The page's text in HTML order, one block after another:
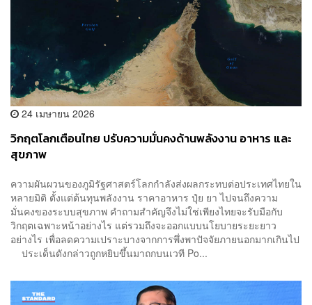
24 เมษายน 2026
วิกฤตโลกเตือนไทย ปรับความมั่นคงด้านพลังงาน อาหาร และ
สุขภาพ
ความผันผวนของภูมิรัฐศาสตร์โลกกำลังส่งผลกระทบต่อประเทศไทยใน
หลายมิติ ตั้งแต่ต้นทุนพลังงาน ราคาอาหาร ปุ๋ย ยา ไปจนถึงความ
มั่นคงของระบบสุขภาพ คำถามสำคัญจึงไม่ใช่เพียงไทยจะรับมือกับ
วิกฤตเฉพาะหน้าอย่างไร แต่รวมถึงจะออกแบบนโยบายระยะยาว
อย่างไร เพื่อลดความเปราะบางจากการพึ่งพาปัจจัยภายนอกมากเกินไป
ประเด็นดังกล่าวถูกหยิบขึ้นมาถกบนเวที Po...